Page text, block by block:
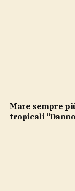
Mare sempre più caldo, si diffondono nuove specie
tropicali